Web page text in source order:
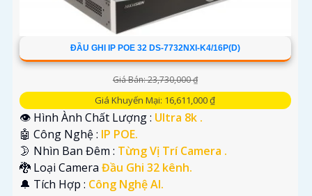
ĐẦU GHI IP POE 32 DS-7732NXI-K4/16P(D)
Giá Bán: 23,730,000 ₫
Giá Khuyến Mại: 16,611,000 ₫
👁 Hình Ành Chất Lượng : Ultra 8k .
🤖️ Công Nghệ : IP POE.
🌛 Nhìn Ban Đêm : Từng Vị Trí Camera .
🐉️ Loại Camera Đầu Ghi 32 kênh.
️🔔 Tích Hợp : Công Nghệ AI.